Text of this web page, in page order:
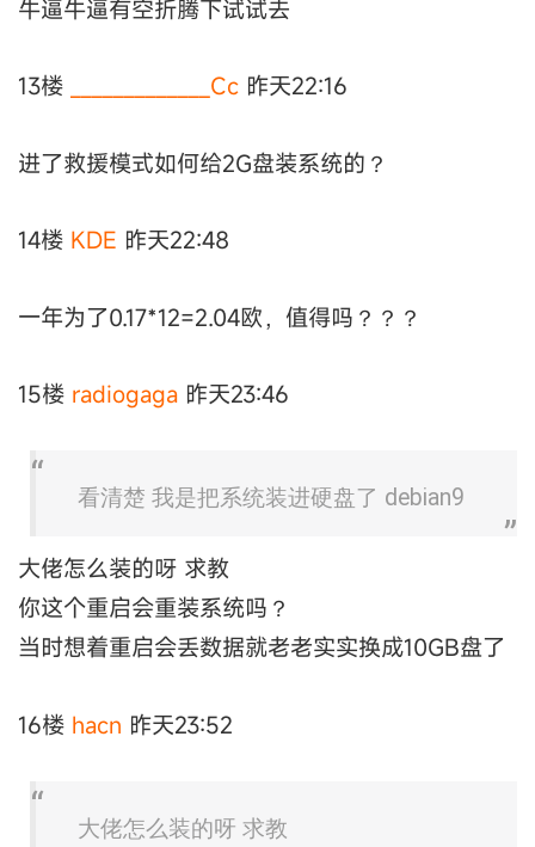
牛逼牛逼有空折腾下试试去
13楼 _____________Cc 昨天22:16
进了救援模式如何给2G盘装系统的？
14楼 KDE 昨天22:48
一年为了0.17*12=2.04欧，值得吗？？？
15楼 radiogaga 昨天23:46
看清楚 我是把系统装进硬盘了 debian9
大佬怎么装的呀 求教
你这个重启会重装系统吗？
当时想着重启会丢数据就老老实实换成10GB盘了
16楼 hacn 昨天23:52
大佬怎么装的呀 求教